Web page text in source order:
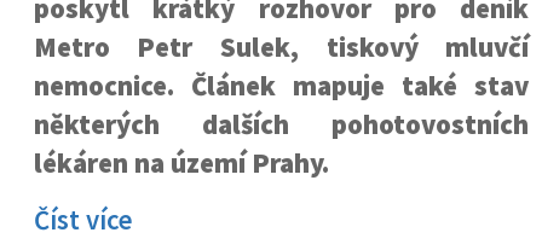
poskytl krátký rozhovor pro deník
Metro Petr Sulek, tiskový mluvčí
nemocnice. Článek mapuje také stav
některých dalších pohotovostních
lékáren na území Prahy.
Číst více